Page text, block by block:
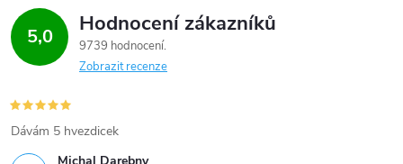
5,0 Hodnocení zákazníků
9739 hodnocení
Zobrazit recenze
Dávám 5 hvezdicek